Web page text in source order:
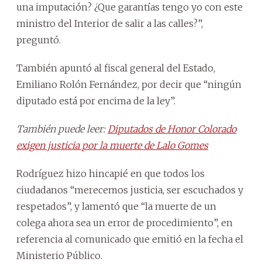
una imputación? ¿Que garantías tengo yo con este
ministro del Interior de salir a las calles?”,
preguntó.
También apuntó al fiscal general del Estado,
Emiliano Rolón Fernández, por decir que “ningún
diputado está por encima de la ley”.
También puede leer: Diputados de Honor Colorado
exigen justicia por la muerte de Lalo Gomes
Rodríguez hizo hincapié en que todos los
ciudadanos “merecemos justicia, ser escuchados y
respetados”, y lamentó que “la muerte de un
colega ahora sea un error de procedimiento”, en
referencia al comunicado que emitió en la fecha el
Ministerio Público.